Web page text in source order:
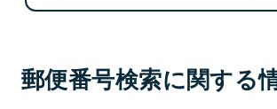
郵便番号検索に関する